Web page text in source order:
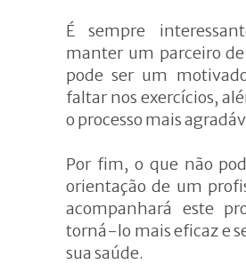
É sempre
manter um parceiro
pode ser um
faltar nos exercícios,
o processo mais
Por fim, o que não
orientação de um
acompanhará este
torná-lo mais eficaz e
sua saúde.